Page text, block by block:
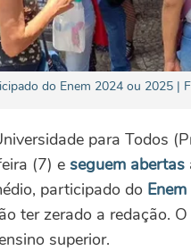
do Enem 2024 ou 2025 |
para Todos
(7) e seguem abertas
participado do
ter zerado a redação.
superior.